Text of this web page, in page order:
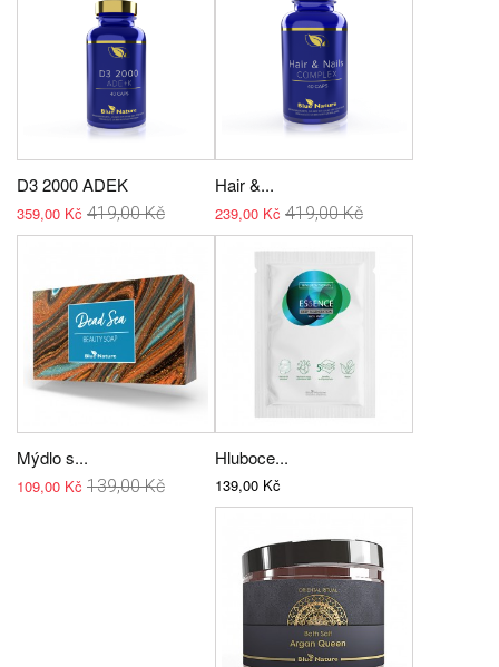
D3 2000 ADEK
359,00 Kč 419,00 Kč
Hair &...
239,00 Kč 419,00 Kč
Mýdlo s...
109,00 Kč 139,00 Kč
Hluboce...
139,00 Kč